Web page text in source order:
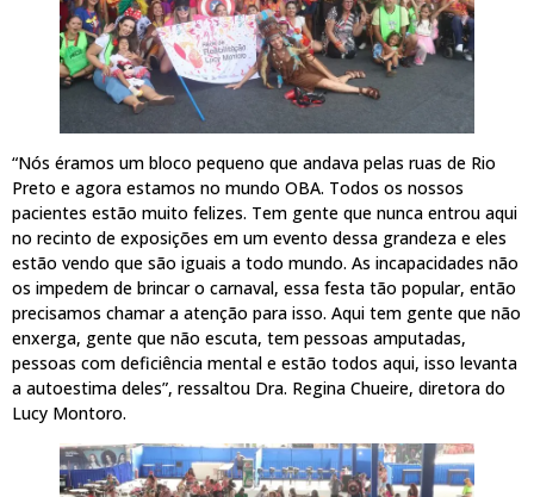
“Nós éramos um bloco pequeno que andava pelas ruas de Rio
Preto e agora estamos no mundo OBA. Todos os nossos
pacientes estão muito felizes. Tem gente que nunca entrou aqui
no recinto de exposições em um evento dessa grandeza e eles
estão vendo que são iguais a todo mundo. As incapacidades não
os impedem de brincar o carnaval, essa festa tão popular, então
precisamos chamar a atenção para isso. Aqui tem gente que não
enxerga, gente que não escuta, tem pessoas amputadas,
pessoas com deficiência mental e estão todos aqui, isso levanta
a autoestima deles”, ressaltou Dra. Regina Chueire, diretora do
Lucy Montoro.